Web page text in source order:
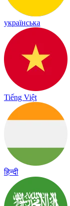
українська
Tiếng Việt
हिन्दी